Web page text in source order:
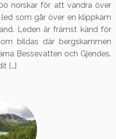
norskar för att vandra över
som går över en klippkam
Leden är främst känd för
bildas där bergskammen
Bessevatten och Gjendes.
[…]